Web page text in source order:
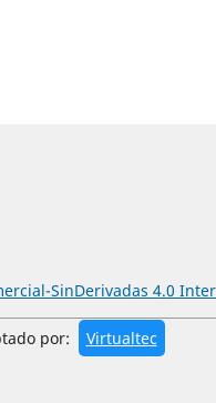
SinDerivadas 4.0
por: Virtualtec